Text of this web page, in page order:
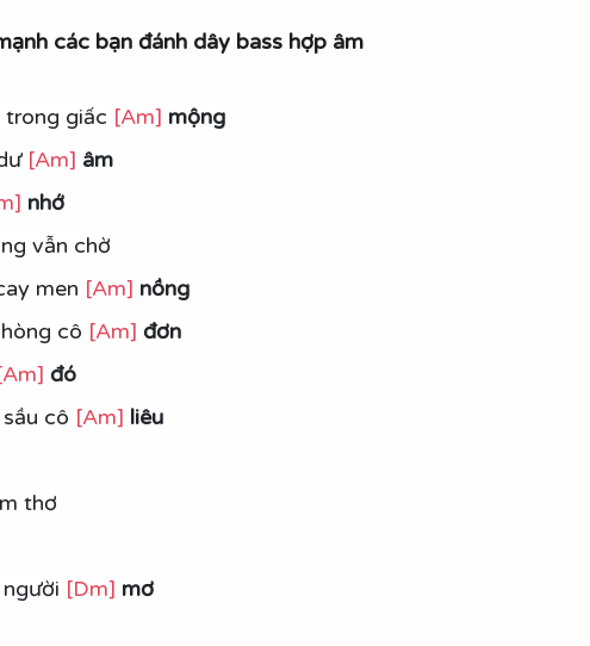
Bolero
các bạn đánh dây bass hợp âm
trong giấc [Am] mộng
[Am] âm
nhớ
vẫn chờ
men [Am] nồng
cô [Am] đơn
đó
sầu cô [Am] liêu
thơ
người [Dm] mơ